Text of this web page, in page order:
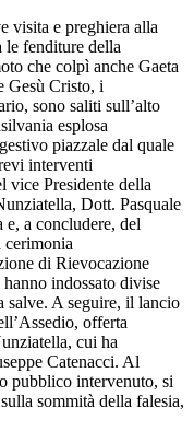
visita e preghiera alla
le fenditure della
che colpì anche Gaeta
Gesù Cristo, i
sono saliti sull’alto
esplosa
piazzale dal quale
interventi
vice Presidente della
Dott. Pasquale
a concludere, del
cerimonia
di Rievocazione
indossato divise
salve. A seguire, il lancio
offerta
cui ha
Catenacci. Al
pubblico intervenuto, si
sommità della falesia,